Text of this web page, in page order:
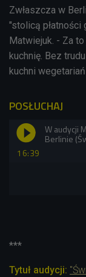
Zwłaszcza w
"stolicą
Matwiejuk. - Za
kuchnię. Bez
kuchni
POSŁUCHAJ
16:39
W audycji
Berlinie
***
Tytuł audycji: